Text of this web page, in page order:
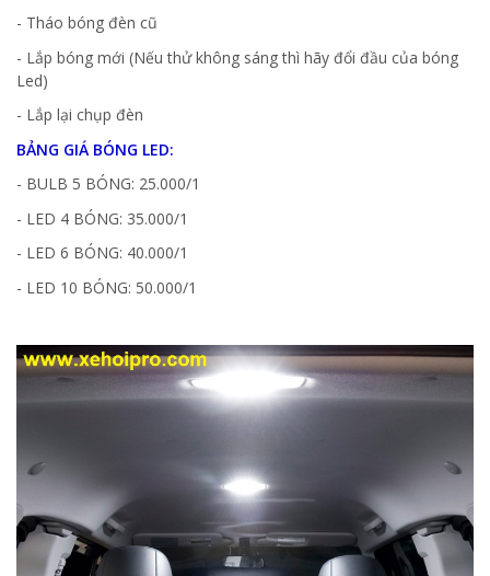
- Tháo bóng đèn cũ
- Lắp bóng mới (Nếu thử không sáng thì hãy đổi đầu của bóng
Led)
- Lắp lại chụp đèn
BẢNG GIÁ BÓNG LED:
- BULB 5 BÓNG: 25.000/1
- LED 4 BÓNG: 35.000/1
- LED 6 BÓNG: 40.000/1
- LED 10 BÓNG: 50.000/1